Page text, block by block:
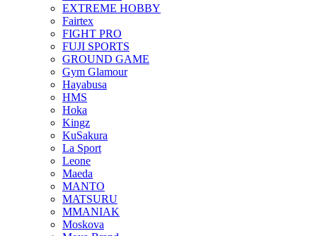
EXTREME HOBBY
Fairtex
FIGHT PRO
FUJI SPORTS
GROUND GAME
Gym Glamour
Hayabusa
HMS
Hoka
Kingz
KuSakura
La Sport
Leone
Maeda
MANTO
MATSURU
MMANIAK
Moskova